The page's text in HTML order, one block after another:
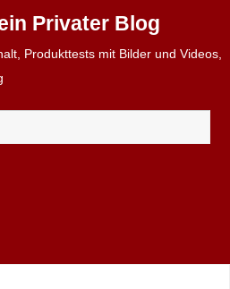
Privater Blog
Produkttests mit Bilder und Videos,